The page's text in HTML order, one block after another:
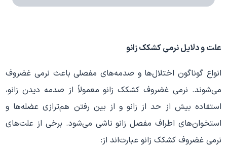
علت و دلایلنرمی کشکک زانو
انواع گوناگون اختلال‌ها و صدمه‌های مفصلی باعث نرمی غضروف
می‌شوند. نرمی غضروف کشکک زانو معمولاً از صدمه دیدن زانو،
استفاده بیش از حد از زانو و از بین رفتن هم‌ترازی عضله‌ها و
استخوان‌های اطراف مفصل زانو ناشی می‌شود. برخی از علت‌های
نرمی غضروف کشکک زانو عبارت‌اند از: